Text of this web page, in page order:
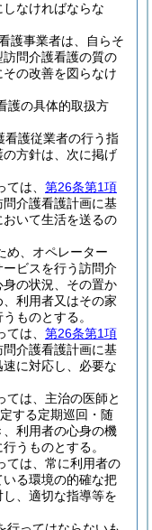
なければならな
護事業者は、自らそ
問介護看護の質の
の改善を図らなけ
護の具体的取扱方
看護従業者の行う指
方針は、次に掲げ
は、 第26条第1項
介護看護計画に基
いて生活を送るの
め、オペレーター
ビスを行う訪問介
の状況、その置か
利用者又はその家
ものとする。
は、 第26条第1項
介護看護計画に基
に対応し、必要な
ては、主治の医師と
する定期巡回・随
利用者の心身の機
うものとする。
ては、常に利用者の
る環境の的確な把
、適切な指導等を